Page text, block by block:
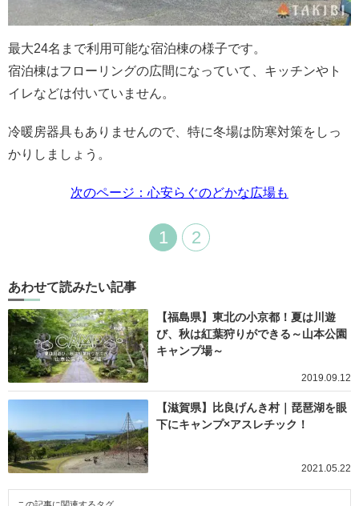
最大24名まで利用可能な宿泊棟の様子です。
宿泊棟はフローリングの広間になっていて、キッチンやト
イレなどは付いていません。
冷暖房器具もありませんので、特に冬場は防寒対策をしっ
かりしましょう。
次のページ：心安らぐのどかな広場も
1 2
あわせて読みたい記事
【福島県】東北の小京都！夏は川遊
び、秋は紅葉狩りができる～山本公園
キャンプ場～
2019.09.12
【滋賀県】比良げんき村｜琵琶湖を眼
下にキャンプ×アスレチック！
2021.05.22